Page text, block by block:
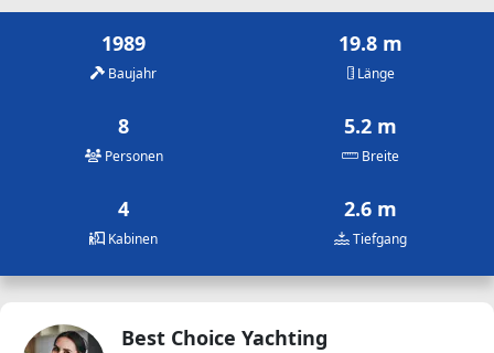
1989
Baujahr
19.8 m
Länge
8
Personen
5.2 m
Breite
4
Kabinen
2.6 m
Tiefgang
Best Choice Yachting